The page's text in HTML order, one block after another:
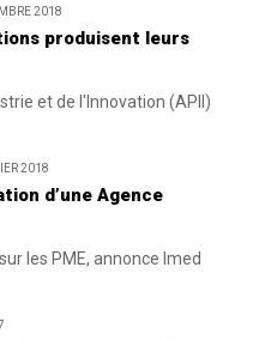
2018
produisent leurs
et de l'Innovation (APII)
2018
d’une Agence
les PME, annonce Imed